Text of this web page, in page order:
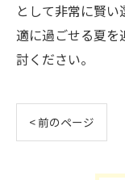
として非常に賢
適に過ごせる夏を
討ください。
< 前のページ